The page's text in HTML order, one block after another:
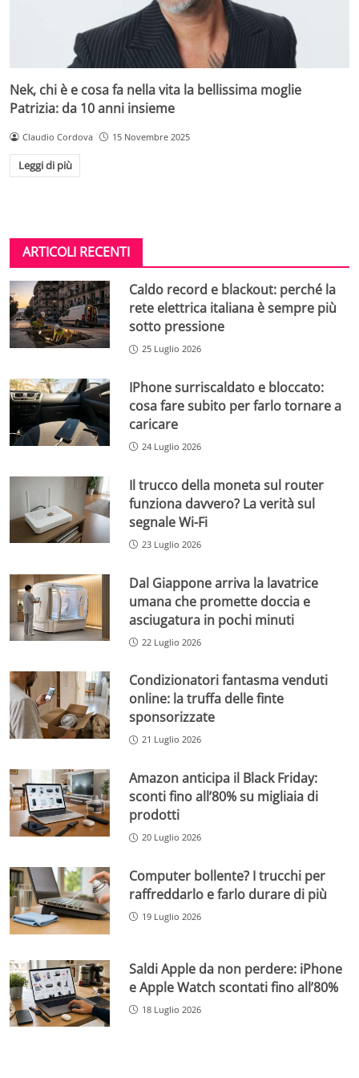
Nek, chi è e cosa fa nella vita la bellissima moglie
Patrizia: da 10 anni insieme
Claudio Cordova 15 Novembre 2025
Leggi di più
ARTICOLI RECENTI
Caldo record e blackout: perché la
rete elettrica italiana è sempre più
sotto pressione
25 Luglio 2026
IPhone surriscaldato e bloccato:
cosa fare subito per farlo tornare a
caricare
24 Luglio 2026
Il trucco della moneta sul router
funziona davvero? La verità sul
segnale Wi-Fi
23 Luglio 2026
Dal Giappone arriva la lavatrice
umana che promette doccia e
asciugatura in pochi minuti
22 Luglio 2026
Condizionatori fantasma venduti
online: la truffa delle finte
sponsorizzate
21 Luglio 2026
Amazon anticipa il Black Friday:
sconti fino all’80% su migliaia di
prodotti
20 Luglio 2026
Computer bollente? I trucchi per
raffreddarlo e farlo durare di più
19 Luglio 2026
Saldi Apple da non perdere: iPhone
e Apple Watch scontati fino all’80%
18 Luglio 2026